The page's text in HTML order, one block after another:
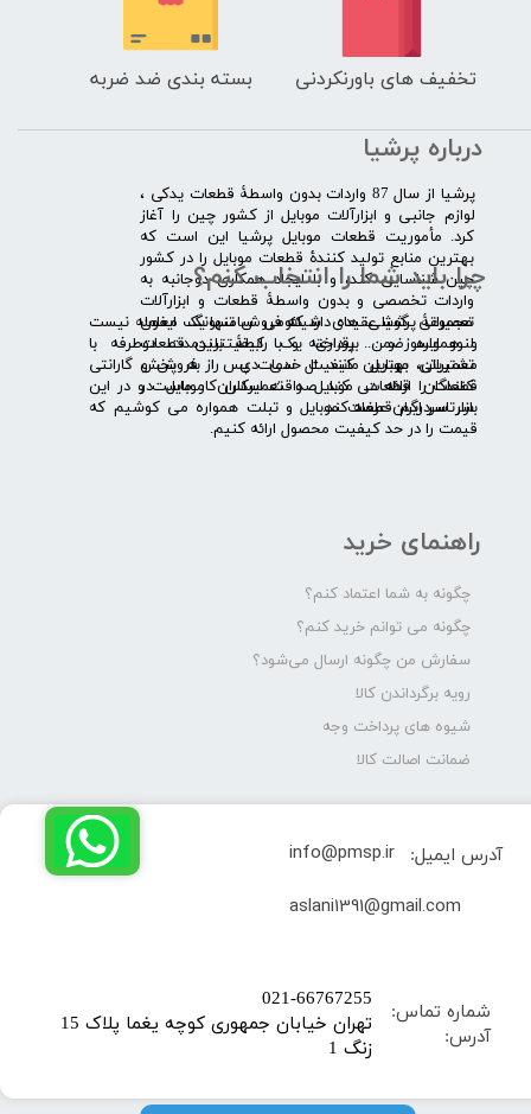
تخفیف های باورنکردنی بسته بندی ضد ضربه
درباره پرشیا
​پرشیا از سال 87 واردات بدون واسطۀ قطعات یدکی ،
لوازم جانبی و ابزارآلات موبایل از کشور چین را آغاز
کرد. مأموریت قطعات موبایل پرشیا این است که
بهترین منابع تولید کنندۀ قطعات موبایل را در کشور
چین شناسایی کند، و با ایجاد همکاری دوجانبه به
واردات تخصصی و بدون واسطۀ قطعات و ابزارآلات
تعمیراتی گوشی های شیائومی سامسونگ ایفون
لنوو ایسوز و .... پرداخته و با کیفیت­ترین قطعات
تعمیراتی موبایل مانند ال سی دی را به پخش
کنندگان قطعات موبایل و تعمیرکاران موبایل در
سرتاسر ایران عرضه کند.
راهنمای خرید
چگونه به شما اعتماد کنم؟
چگونه می توانم خرید کنم؟
سفارش من چگونه ارسال می‌شود؟
رویه برگرداندن کالا
شیوه های پرداخت وجه
ضمانت اصالت کالا
چرا باید شما را انتخاب کنم؟
​​ ​مجموعۀ پرشیا عقیده دارد که فروش تنها یک معامله نیست
و همواره ضمن برقراری یک رابطۀ بلندمدت دوطرفه با
مشتریان، بهترین کیفیت خدمات پس از فروش و گارانتی
قطعات را ارائه می­ کند. صداقت اساس کار ماست و در این
بازار سردرگم قطعات موبایل و تبلت همواره می کوشیم که
قیمت را در حد کیفیت محصول ارائه کنیم.
شماره تماس:
آدرس:
​021-66767255
تهران خیابان جمهوری کوچه یغما پلاک 15
زنگ 1
آدرس ایمیل:
info@pmsp.ir
​aslani1391@gmail.com